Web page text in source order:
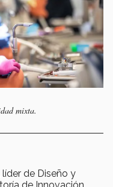
mixta.
líder de Diseño y